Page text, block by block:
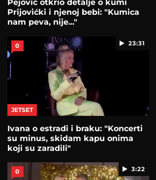
Pejović otkrio detalje o kumi
Prijovićki i njenoj bebi: "Kumica
nam peva, nije..."
23:31
0
JETSET
Ivana o estradi i braku: "Koncerti
su minus, skidam kapu onima
koji su zaradili"
3:22
0